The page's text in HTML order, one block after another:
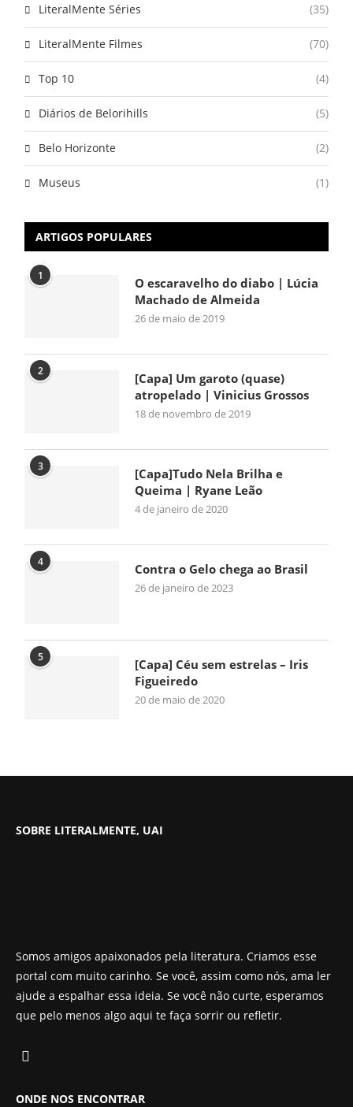
LiteralMente Séries (35)
LiteralMente Filmes (70)
Top 10 (4)
Diários de Belorihills (5)
Belo Horizonte (2)
Museus (1)
ARTIGOS POPULARES
1
O escaravelho do diabo | Lúcia
Machado de Almeida
26 de maio de 2019
2
[Capa] Um garoto (quase)
atropelado | Vinicius Grossos
18 de novembro de 2019
3
[Capa]Tudo Nela Brilha e
Queima | Ryane Leão
4 de janeiro de 2020
4 Contra o Gelo chega ao Brasil
26 de janeiro de 2023
5
[Capa] Céu sem estrelas – Iris
Figueiredo
20 de maio de 2020
SOBRE LITERALMENTE, UAI
Somos amigos apaixonados pela literatura. Criamos esse
portal com muito carinho. Se você, assim como nós, ama ler
ajude a espalhar essa ideia. Se você não curte, esperamos
que pelo menos algo aqui te faça sorrir ou refletir.
ONDE NOS ENCONTRAR